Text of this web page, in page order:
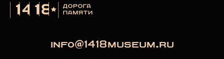
info@1418museum.ru